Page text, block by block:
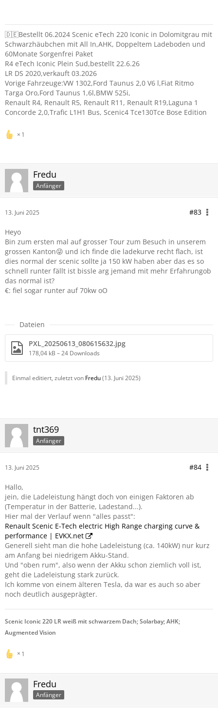
🇩🇪Bestellt 06.2024 Scenic eTech 220 Iconic in Dolomitgrau mit
Schwarzhäubchen mit All In,AHK, Doppeltem Ladeboden und
60Monate Sorgenfrei Paket
R4 eTech Iconic Plein Sud,bestellt 22.6.26
LR DS 2020,verkauft 03.2026
Vorige Fahrzeuge:VW 1302,Ford Taunus 2,0 V6 l,Fiat Ritmo
Targa Oro,Ford Taunus 1,6l,BMW 525i,
Renault R4, Renault R5, Renault R11, Renault R19,Laguna 1
Concorde 2,0,Trafic L1H1 Bus, Scenic4 Tce130Tce Bose Edition
1
Fredu
Anfänger
13. Juni 2025 #83
Heyo
Bin zum ersten mal auf grosser Tour zum Besuch in unserem
grossen Kanton😜 und ich finde die ladekurve recht flach, ist
dies normal der scenic sollte ja 150 kW haben aber das es so
schnell runter fällt ist bissle arg jemand mit mehr Erfahrungob
das normal ist?
€: fiel sogar runter auf 70kw oO
Dateien
PXL_20250613_080615632.jpg
178,04 kB – 24 Downloads
Einmal editiert, zuletzt von Fredu(13. Juni 2025)
tnt369
Anfänger
13. Juni 2025 #84
Hallo,
jein, die Ladeleistung hängt doch von einigen Faktoren ab
(Temperatur in der Batterie, Ladestand...).
Hier mal der Verlauf wenn "alles passt":
Renault Scenic E-Tech electric High Range charging curve &
performance | EVKX.net
Generell sieht man die hohe Ladeleistung (ca. 140kW) nur kurz
am Anfang bei niedrigem Akku-Stand.
Und "oben rum", also wenn der Akku schon ziemlich voll ist,
geht die Ladeleistung stark zurück.
Ich komme von einem älteren Tesla, da war es auch so aber
noch deutlich ausgeprägter.
Scenic Iconic 220 LR weiß mit schwarzem Dach; Solarbay; AHK;
Augmented Vision
1
Fredu
Anfänger